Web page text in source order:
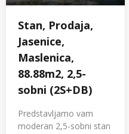
Stan, Prodaja,
Jasenice,
Maslenica,
88.88m2, 2,5-
sobni (2S+DB)
Predstavljamo vam
moderan 2,5-sobni stan